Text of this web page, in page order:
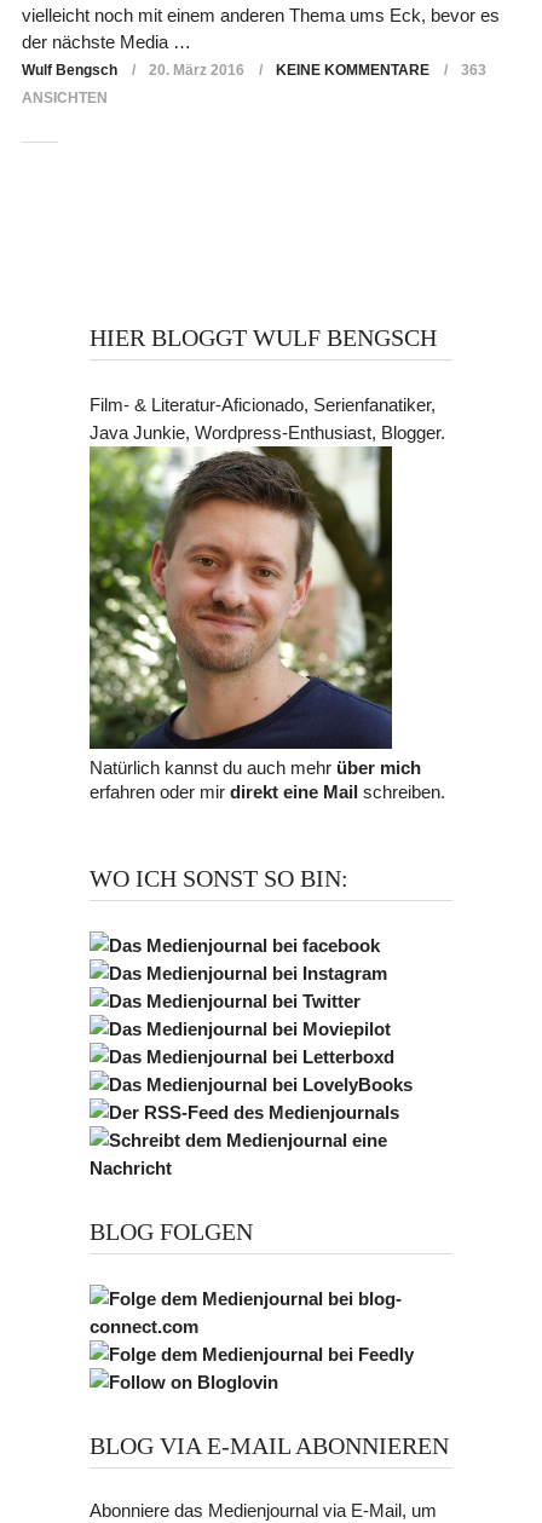
vielleicht noch mit einem anderen Thema ums Eck, bevor es
der nächste Media …
Wulf Bengsch 20. März 2016 KEINE KOMMENTARE
363
ANSICHTEN
HIER BLOGGT WULF BENGSCH
Film- & Literatur-Aficionado, Serienfanatiker,
Java Junkie, Wordpress-Enthusiast, Blogger.
Natürlich kannst du auch mehr über mich
erfahren oder mir direkt eine Mailschreiben.
WO ICH SONST SO BIN:
BLOG FOLGEN
BLOG VIA E-MAIL ABONNIEREN
Abonniere das Medienjournal via E-Mail, um